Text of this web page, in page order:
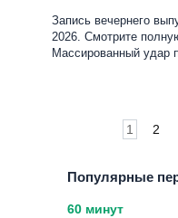
Запись вечернего
2026. Смотрите
Массированный удар
1 2
Популярные
60 минут